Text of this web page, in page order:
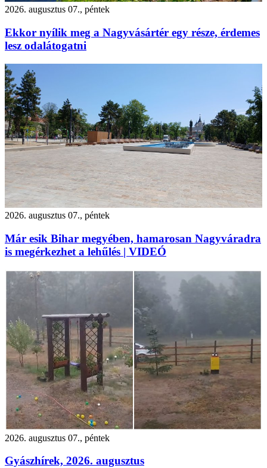
2026. augusztus 07., péntek
Ekkor nyílik meg a Nagyvásártér egy része, érdemes
lesz odalátogatni
2026. augusztus 07., péntek
Már esik Bihar megyében, hamarosan Nagyváradra
is megérkezhet a lehűlés | VIDEÓ
2026. augusztus 07., péntek
Gyászhírek, 2026. augusztus